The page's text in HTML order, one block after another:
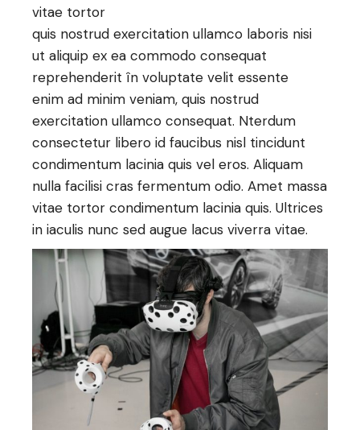
vitae tortor
quis nostrud exercitation ullamco laboris nisi
ut aliquip ex ea commodo consequat
reprehenderit în voluptate velit essente
enim ad minim veniam, quis nostrud
exercitation ullamco consequat. Nterdum
consectetur libero id faucibus nisl tincidunt
condimentum lacinia quis vel eros. Aliquam
nulla facilisi cras fermentum odio. Amet massa
vitae tortor condimentum lacinia quis. Ultrices
in iaculis nunc sed augue lacus viverra vitae.